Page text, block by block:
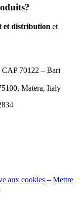
et distribution et
70122 – Bari
Matera, Italy
aux cookies – Mettre